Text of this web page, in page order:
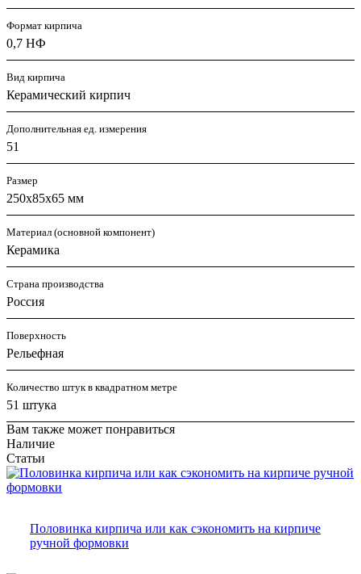
Формат кирпича
0,7 НФ
Вид кирпича
Керамический кирпич
Дополнительная ед. измерения
51
Размер
250х85х65 мм
Материал (основной компонент)
Керамика
Страна производства
Россия
Поверхность
Рельефная
Количество штук в квадратном метре
51 штука
Вам также может понравиться
Наличие
Статьи
Половинка кирпича или как сэкономить на кирпиче
ручной формовки